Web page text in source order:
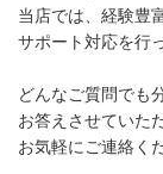
当店では、経験豊
サポート対応を行
どんなご質問でも
お答えさせていた
お気軽にご連絡く